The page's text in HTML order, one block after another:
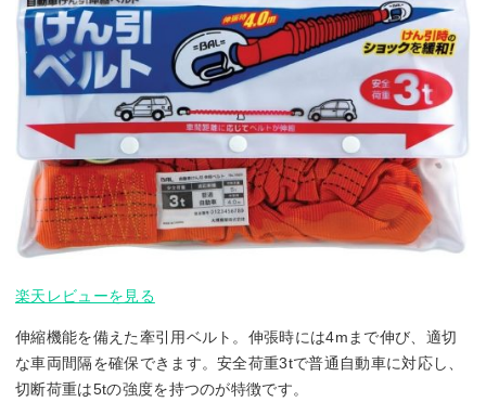
楽天レビューを見る
伸縮機能を備えた牽引用ベルト。伸張時には4mまで伸び、適切
な車両間隔を確保できます。安全荷重3tで普通自動車に対応し、
切断荷重は5tの強度を持つのが特徴です。